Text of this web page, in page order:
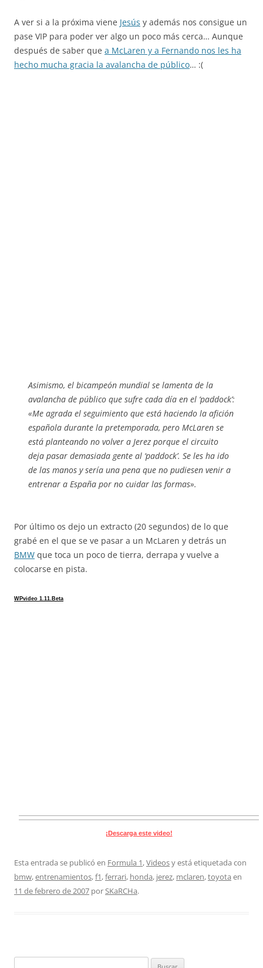
A ver si a la próxima viene Jesús y además nos consigue un
pase VIP para poder ver algo un poco más cerca… Aunque
después de saber que a McLaren y a Fernando nos les ha
hecho mucha gracia la avalancha de público… :(
Asimismo, el bicampeón mundial se lamenta de la
avalancha de público que sufre cada día en el ‘paddock’:
«Me agrada el seguimiento que está haciendo la afición
española durante la pretemporada, pero McLaren se
está planteando no volver a Jerez porque el circuito
deja pasar demasiada gente al ‘paddock’. Se les ha ido
de las manos y sería una pena que no pudiesen venir a
entrenar a España por no cuidar las formas».
Por último os dejo un extracto (20 segundos) de lo que
grabé en el que se ve pasar a un McLaren y detrás un
BMW que toca un poco de tierra, derrapa y vuelve a
colocarse en pista.
WPvideo 1.11.Beta
¡Descarga este video!
Esta entrada se publicó en Formula 1,Videosy está etiquetada con
bmw,entrenamientos,f1,ferrari, honda, jerez, mclaren,toyota en
11 de febrero de 2007 porSKaRCHa.